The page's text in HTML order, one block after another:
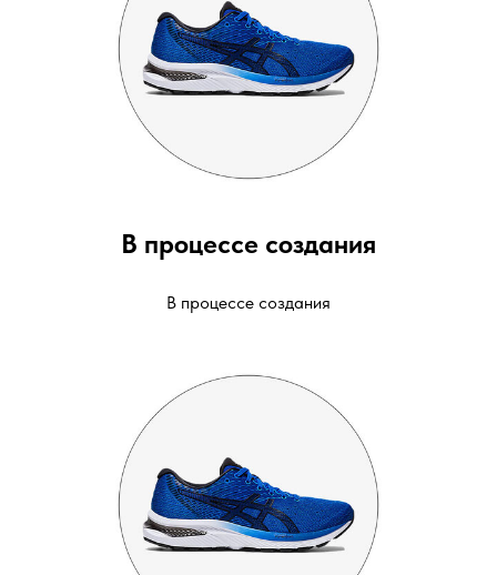
В процессе создания
В процессе создания